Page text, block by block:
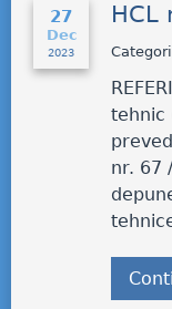
27
Dec
2023
HCL
tehnic
nr. 67